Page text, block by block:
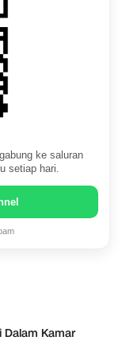
ke saluran
setiap hari.
Dalam Kamar